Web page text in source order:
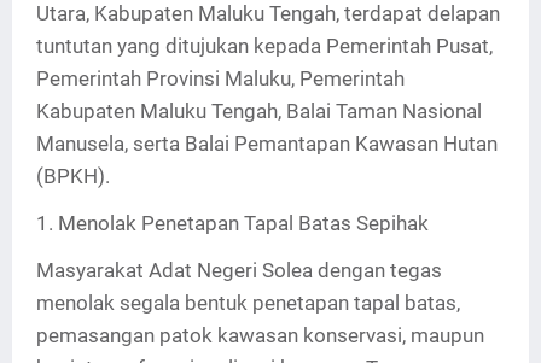
Utara, Kabupaten Maluku Tengah, terdapat delapan
tuntutan yang ditujukan kepada Pemerintah Pusat,
Pemerintah Provinsi Maluku, Pemerintah
Kabupaten Maluku Tengah, Balai Taman Nasional
Manusela, serta Balai Pemantapan Kawasan Hutan
(BPKH).
1. Menolak Penetapan Tapal Batas Sepihak
Masyarakat Adat Negeri Solea dengan tegas
menolak segala bentuk penetapan tapal batas,
pemasangan patok kawasan konservasi, maupun